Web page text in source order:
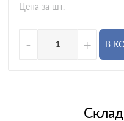
Цена за шт.
- + В